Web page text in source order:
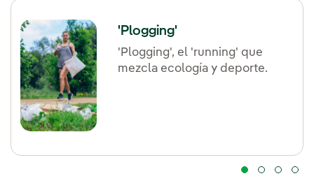
'Plogging'
'Plogging', el 'running' que
mezcla ecología y deporte.